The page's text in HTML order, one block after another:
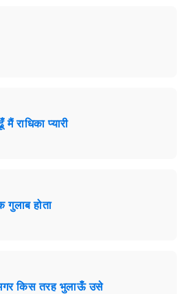
राधिका प्यारी
गुलाब होता
किस तरह भुलाऊँ उसे